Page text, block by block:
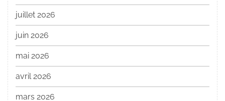
juillet 2026
juin 2026
mai 2026
avril 2026
mars 2026